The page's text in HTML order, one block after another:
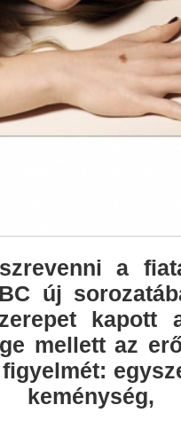
a
új
kapott
mellett az